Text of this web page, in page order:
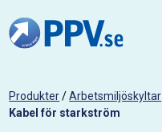
Produkter/Arbetsmiljöskyltar
Kabel för starkström